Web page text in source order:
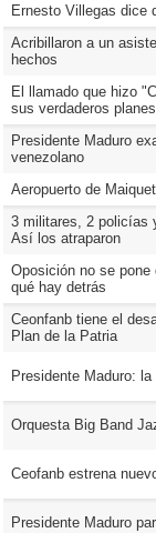
Ernesto Villegas dice
Acribillaron a un
hechos
El llamado que hizo
sus verdaderos planes
Presidente Maduro
venezolano
Aeropuerto de
3 militares, 2 policías
Así los atraparon
Oposición no se pone
qué hay detrás
Ceonfanb tiene el
Plan de la Patria
Presidente Maduro:
Orquesta Big Band
Ceofanb estrena
Presidente Maduro